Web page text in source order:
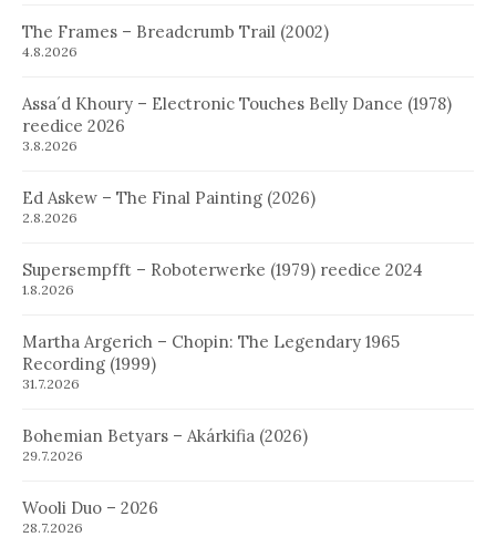
The Frames – Breadcrumb Trail (2002)
4.8.2026
Assa´d Khoury – Electronic Touches Belly Dance (1978)
reedice 2026
3.8.2026
Ed Askew – The Final Painting (2026)
2.8.2026
Supersempfft – Roboterwerke (1979) reedice 2024
1.8.2026
Martha Argerich – Chopin: The Legendary 1965
Recording (1999)
31.7.2026
Bohemian Betyars – Akárkifia (2026)
29.7.2026
Wooli Duo – 2026
28.7.2026